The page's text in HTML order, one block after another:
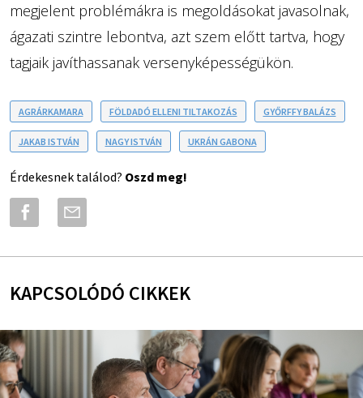
megjelent problémákra is megoldásokat javasolnak,
ágazati szintre lebontva, azt szem előtt tartva, hogy
tagjaik javíthassanak versenyképességükön.
AGRÁRKAMARA FÖLDADÓ ELLENI TILTAKOZÁS GYŐRFFY BALÁZS
JAKAB ISTVÁN NAGY ISTVÁN UKRÁN GABONA
Érdekesnek találod? Oszd meg!
KAPCSOLÓDÓ CIKKEK